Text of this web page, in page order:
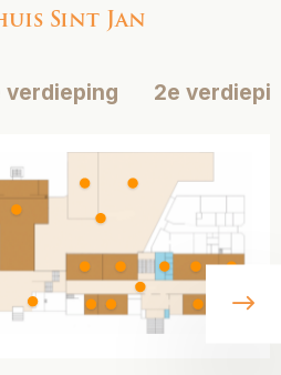
Sint Jan
verdieping 2e